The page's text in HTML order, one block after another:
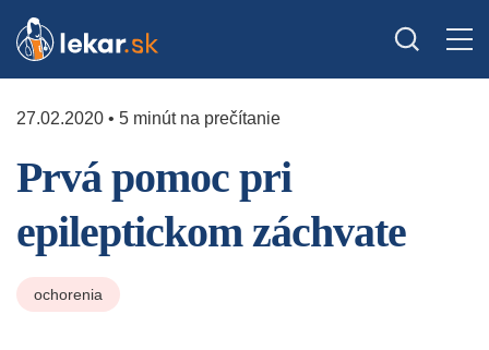
27.02.2020 • 5 minút na prečítanie
Prvá pomoc pri
epileptickom záchvate
ochorenia